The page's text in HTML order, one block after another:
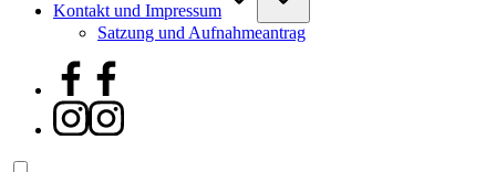
Kontakt und Impressum
Satzung und Aufnahmeantrag
Facebook
Instagram